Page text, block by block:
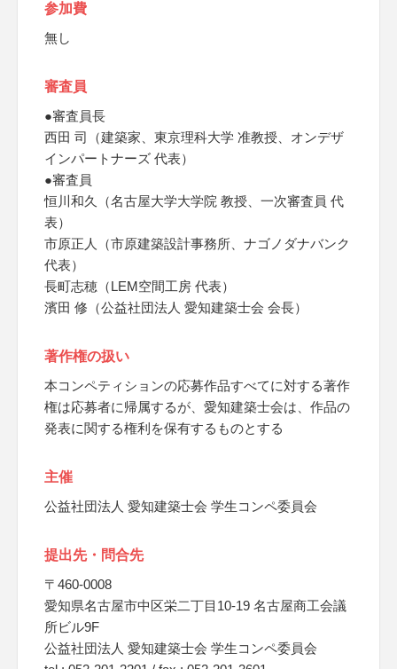
参加費
無し
審査員
●審査員長
西田 司（建築家、東京理科大学 准教授、オンデザ
インパートナーズ 代表）
●審査員
恒川和久（名古屋大学大学院 教授、一次審査員 代
表）
市原正人（市原建築設計事務所、ナゴノダナバンク
代表）
長町志穂（LEM空間工房 代表）
濱田 修（公益社団法人 愛知建築士会 会長）
著作権の扱い
本コンペティションの応募作品すべてに対する著作
権は応募者に帰属するが、愛知建築士会は、作品の
発表に関する権利を保有するものとする
主催
公益社団法人 愛知建築士会 学生コンペ委員会
提出先・問合先
〒460-0008
愛知県名古屋市中区栄二丁目10-19 名古屋商工会議
所ビル9F
公益社団法人 愛知建築士会 学生コンペ委員会